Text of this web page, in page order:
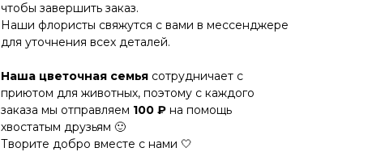
чтобы завершить заказ.
Наши флористы свяжутся с вами в мессенджере
для уточнения всех деталей.
Наша цветочная семья сотрудничает с
приютом для животных, поэтому с каждого
заказа мы отправляем 100 ₽ на помощь
хвостатым друзьям 🙂
Творите добро вместе с нами 🤍